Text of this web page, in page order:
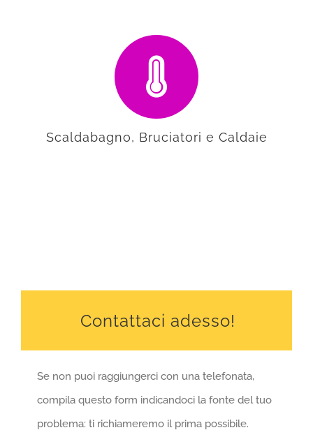
Scaldabagno, Bruciatori e Caldaie
Contattaci adesso!
Se non puoi raggiungerci con una telefonata,
compila questo form indicandoci la fonte del tuo
problema: ti richiameremo il prima possibile.